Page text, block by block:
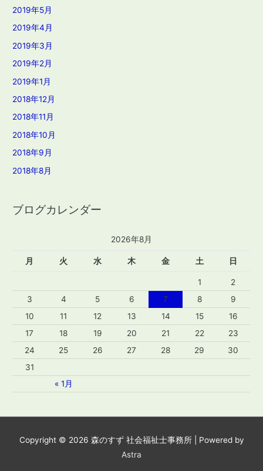
2019年5月
2019年4月
2019年3月
2019年2月
2019年1月
2018年12月
2018年11月
2018年10月
2018年9月
2018年8月
ブログカレンダー
2026年8月
月 火 水 木 金 土 日
« 1月
1
2
3
4 5 6 7 8
9
10
11 12 13 14 15
16
17
18 19 20 21 22
23
24
25 26 27 28 29
30
31
Copyright © 2026 森のすず 社会福祉士事務所| Powered by
Astra